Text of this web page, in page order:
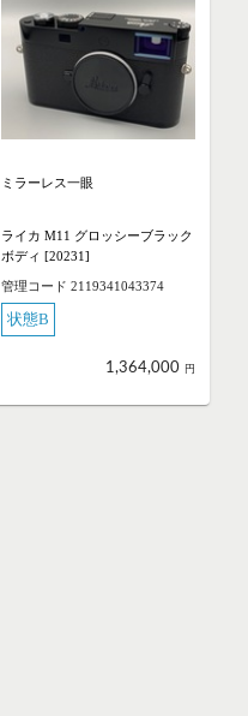
ミラーレス一眼
ライカ M11 グロッシーブラック
ボディ [20231]
管理コード 2119341043374
状態B
1,364,000 円